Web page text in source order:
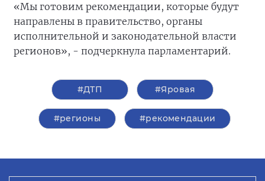
«Мы готовим рекомендации, которые будут
направлены в правительство, органы
исполнительной и законодательной власти
регионов», - подчеркнула парламентарий.
#ДТП #Яровая
#регионы #рекомендации